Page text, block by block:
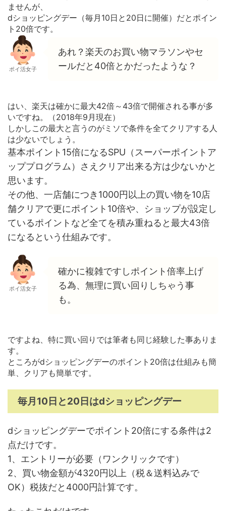
ませんが、
dショッピングデー（毎月10日と20日に開催）だとポイン
ト20倍です。
ポイ活女子
あれ？楽天のお買い物マラソンやセ
ールだと40倍とかだったような？
はい、楽天は確かに最大42倍～43倍で開催される事が多
いですね。（2018年9月現在）
しかしこの最大と言うのがミソで条件を全てクリアする人
は少ないでしょう。
基本ポイント15倍になるSPU（スーパーポイントア
ッププログラム）さえクリア出来る方は少ないかと
思います。
その他、一店舗につき1000円以上の買い物を10店
舗クリアで更にポイント10倍や、ショップが設定し
ているポイントなど全てを積み重ねると最大43倍
になるという仕組みです。
ポイ活女子
確かに複雑ですしポイント倍率上げ
る為、無理に買い回りしちゃう事
も。
ですよね、特に買い回りでは筆者も同じ経験した事ありま
す。
ところがdショッピングデーのポイント20倍は仕組みも簡
単、クリアも簡単です。
毎月10日と20日はdショッピングデー
dショッピングデーでポイント20倍にする条件は2
点だけです。
1、エントリーが必要（ワンクリックです）
2、買い物金額が4320円以上（税＆送料込みで
OK）税抜だと4000円計算です。